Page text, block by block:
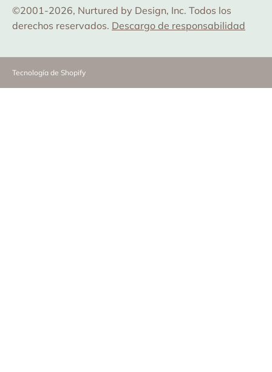
©2001-2026, Nurtured by Design, Inc. Todos los
derechos reservados. Descargo de responsabilidad
Tecnología de Shopify